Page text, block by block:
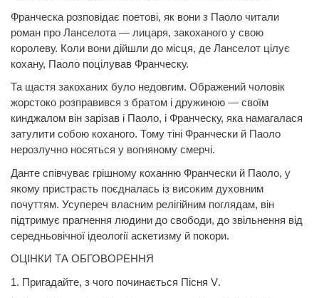
Франческа розповідає поетові, як вони з Паоло читали
роман про Ланселота — лицаря, закоханого у свою
королеву. Коли вони дійшли до місця, де Ланселот цілує
кохану, Паоло поцілував Франческу.
Та щастя закоханих було недовгим. Ображений чоловік
жорстоко розправився з братом і дружиною — своїм
кинджалом він зарізав і Паоло, і Франческу, яка намагалася
затулити собою коханого. Тому тіні Франчески й Паоло
нерозлучно носяться у вогняному смерчі.
Данте співчуває грішному коханню Франчески й Паоло, у
якому пристрасть поєдналась із високим духовним
почуттям. Усупереч власним релігійним поглядам, він
підтримує прагнення людини до свободи, до звільнення від
середньовічної ідеології аскетизму й покори.
ОЦІНКИ ТА ОБГОВОРЕННЯ
1. Пригадайте, з чого починається Пісня V.